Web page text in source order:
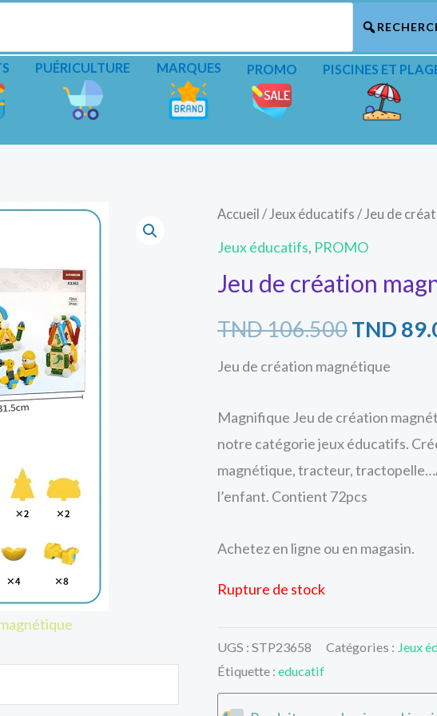
PUÉRICULTURE MARQUES PROMO PISCINES ET
Accueil /Jeux éducatifs / Jeu de
Jeux éducatifs, PROMO
Jeu de création
TND106.500
Le
prix
initial
était :
TND
106.500.
TND
Jeu de création magnétique
Magnifique Jeu de création
notre catégorie jeux éducatifs.
magnétique, tracteur,
l’enfant. Contient 72pcs
Achetez en ligne ou en magasin.
Rupture de stock
UGS : STP23658 Catégories : Jeux
Étiquette : educatif